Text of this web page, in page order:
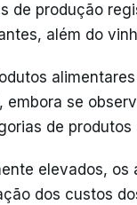
de produção
além do
embora se
de produtos
elevados, os
dos custos